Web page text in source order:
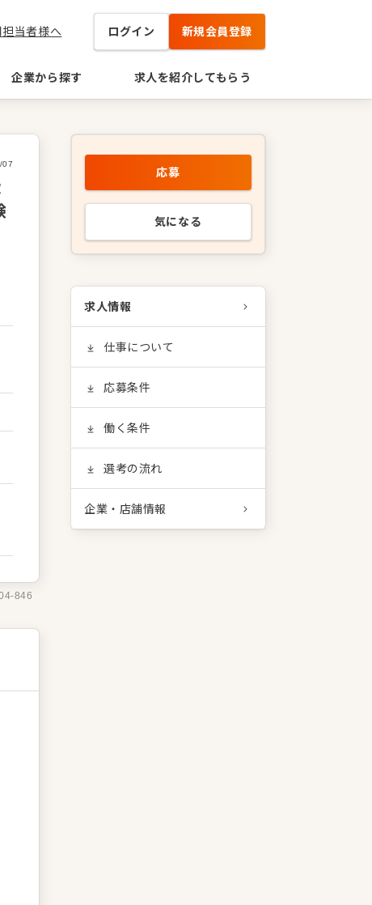
当者様へ ログイン 新規会員登録
企業から探す 求人を紹介してもらう
07
846
応募
気になる
求人情報
仕事について
応募条件
働く条件
選考の流れ
企業・店舗情報